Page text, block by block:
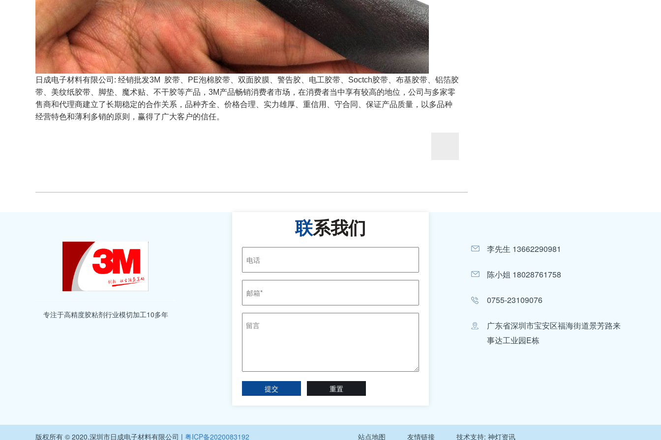
日成电子材料有限公司: 经销批发3M 胶带、PE泡棉胶带、双面胶膜、警告胶、电工胶带、Soctch胶带、布基胶带、铝箔胶
带、美纹纸胶带、脚垫、魔术贴、不干胶等产品，3M产品畅销消费者市场，在消费者当中享有较高的地位，公司与多家零
售商和代理商建立了长期稳定的合作关系，品种齐全、价格合理、实力雄厚、重信用、守合同、保证产品质量，以多品种
经营特色和薄利多销的原则，赢得了广大客户的信任。
联系我们
提交 重置
专注于高精度胶粘剂行业模切加工10多年
李先生 13662290981
陈小姐 18028761758
0755-23109076
广东省深圳市宝安区福海街道景芳路来
事达工业园E栋
版权所有 © 2020.深圳市日成电子材料有限公司 | 粤ICP备2020083192 站点地图 友情链接 技术支持: 神灯资讯